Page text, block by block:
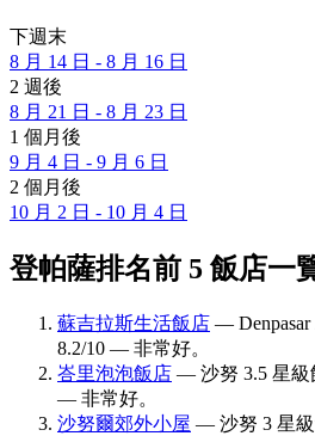
下週末
8 月 14 日 - 8 月 16 日
2 週後
8 月 21 日 - 8 月 23 日
1 個月後
9 月 4 日 - 9 月 6 日
2 個月後
10 月 2 日 - 10 月 4 日
登帕薩排名前 5 飯店一
蘇吉拉斯生活飯店 — Denpasar
8.2/10 — 非常好。
峇里泡泡飯店 — 沙努 3.5 星級
— 非常好。
沙努爾郊外小屋 — 沙努 3 星級